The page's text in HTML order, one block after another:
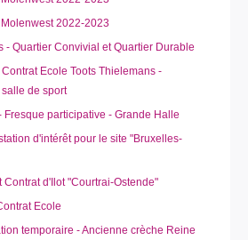
2022-2023
- Quartier Convivial et Quartier Durable
Ecole Toots Thielemans -
de sport
Fresque participative - Grande Halle
d'intérêt pour le site "Bruxelles-
Contrat d'Ilot "Courtrai-Ostende"
Ecole
temporaire - Ancienne crèche Reine